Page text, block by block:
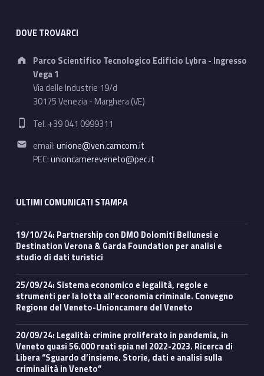
DOVE TROVARCI
Address:
Parco Scientifico Tecnologico Edificio Lybra - Ingresso
Vega 1
Via delle Industrie 19/d
30175 Venezia - Marghera (VE)
Phone number:
Tel. +39 041 0999311
Email address:
email:unione@ven.camcom.it
PEC:unioncamereveneto@pec.it
ULTIMI COMUNICATI STAMPA
19/10/24: Partnership con DMO Dolomiti Bellunesi e
Destination Verona & Garda Foundation per analisi e
studio di dati turistici
25/09/24: Sistema economico e legalità, regole e
strumenti per la lotta all’economia criminale. Convegno
Regione del Veneto-Unioncamere del Veneto
20/09/24: Legalità: crimine proliferato in pandemia, in
Veneto quasi 56.000 reati spia nel 2022-2023. Ricerca di
Libera “Sguardo d’insieme. Storie, dati e analisi sulla
criminalità in Veneto”